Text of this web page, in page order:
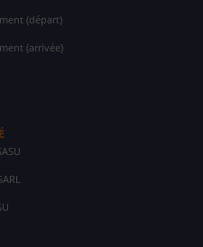
(départ)
(arrivée)